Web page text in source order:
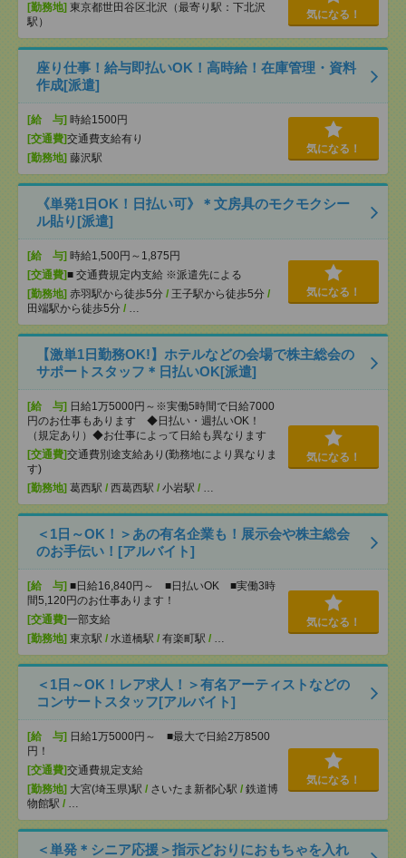
[勤務地] 東京都世田谷区北沢（最寄り駅：下北沢
駅）
気になる！
座り仕事！給与即払いOK！高時給！在庫管理・資料
作成[派遣]
[給 与] 時給1500円
[交通費]交通費支給有り
[勤務地] 藤沢駅
気になる！
《単発1日OK！日払い可》＊文房具のモクモクシー
ル貼り[派遣]
[給 与] 時給1,500円～1,875円
[交通費]■ 交通費規定内支給 ※派遣先による
[勤務地] 赤羽駅から徒歩5分 / 王子駅から徒歩5分 /
田端駅から徒歩5分 / …
気になる！
【激単1日勤務OK!】ホテルなどの会場で株主総会の
サポートスタッフ＊日払いOK[派遣]
[給 与] 日給1万5000円～※実働5時間で日給7000
円のお仕事もあります ◆日払い・週払いOK！
（規定あり）◆お仕事によって日給も異なります
[交通費]交通費別途支給あり(勤務地により異なりま
す)
[勤務地] 葛西駅 / 西葛西駅 / 小岩駅 / …
気になる！
＜1日～OK！＞あの有名企業も！展示会や株主総会
のお手伝い！[アルバイト]
[給 与] ■日給16,840円～ ■日払いOK ■実働3時
間5,120円のお仕事あります！
[交通費]一部支給
[勤務地] 東京駅 / 水道橋駅 / 有楽町駅 / …
気になる！
＜1日～OK！レア求人！＞有名アーティストなどの
コンサートスタッフ[アルバイト]
[給 与] 日給1万5000円～ ■最大で日給2万8500
円！
[交通費]交通費規定支給
[勤務地] 大宮(埼玉県)駅 / さいたま新都心駅 / 鉄道博
物館駅 / …
気になる！
＜単発＊シニア応援＞指示どおりにおもちゃを入れ